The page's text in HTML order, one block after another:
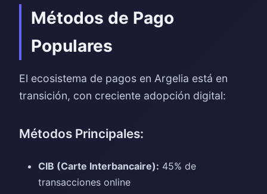
Métodos de Pago
Populares
El ecosistema de pagos en Argelia está en
transición, con creciente adopción digital:
Métodos Principales:
CIB (Carte Interbancaire): 45% de
transacciones online